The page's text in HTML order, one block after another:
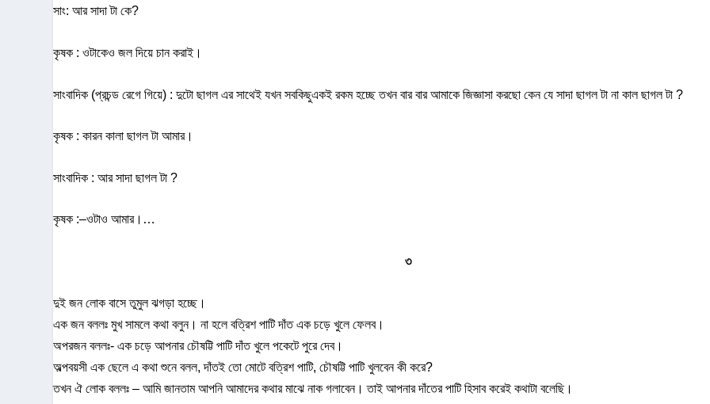
সাং: আর সাদা টা কে?
কৃষক : ওটাকেও জল দিয়ে চান করাই।
সাংবাদিক (প্রচন্ড রেগে গিয়ে) : দুটো ছাগল এর সাথেই যখন সবকিছুএকই রকম হচ্ছে তখন বার বার আমাকে জিজ্ঞাসা করছো কেন যে সাদা ছাগল টা না কাল ছাগল টা ?
কৃষক : কারন কালা ছাগল টা আমার।
সাংবাদিক : আর সাদা ছাগল টা ?
কৃষক :–ওটাও আমার।…
৩
দুই জন লোক বাসে তুমুল ঝগড়া হচ্ছে।
এক জন বললঃ মুখ সামলে কথা বলুন। না হলে বত্রিশ পাটি দাঁত এক চড়ে খুলে ফেলব।
অপরজন বললঃ- এক চড়ে আপনার চৌষট্টি পাটি দাঁত খুলে পকেটে পুরে দেব।
অল্পবয়সী এক ছেলে এ কথা শুনে বলল, দাঁতই তো মোটে বত্রিশ পাটি, চৌষট্টি পাটি খুলবেন কী করে?
তখন ঐ লোক বললঃ – আমি জানতাম আপনি আমাদের কথার মাঝে নাক গলাবেন। তাই আপনার দাঁতের পাটি হিসাব করেই কথাটা বলেছি।